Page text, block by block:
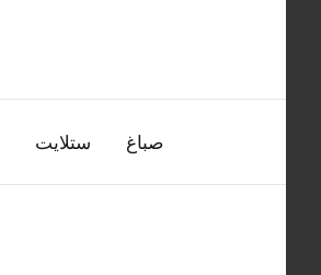
صباغ ستلايت